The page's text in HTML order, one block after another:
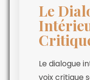
Le
Le dialogue
voix critique